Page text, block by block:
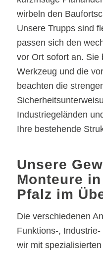
wirbeln den
Unsere Trupps sind
passen sich den
vor Ort sofort an. Sie
Werkzeug und die
beachten die
Industriegeländen
Ihre bestehende
Unsere
Monteure
Pfalz im
Die verschiedenen
Funktions-,
wir mit